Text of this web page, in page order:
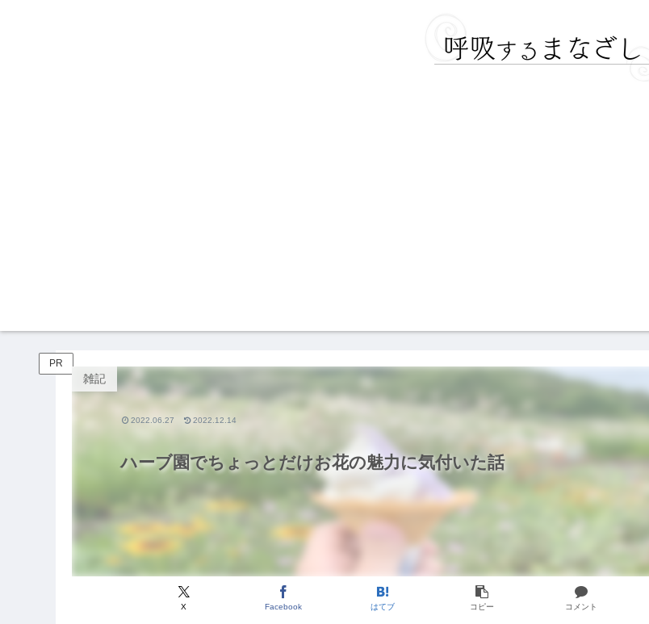
PR
ハーブ園でちょっとだけお花の魅力に気付いた話
雑記
X Facebook はてブ コピー コメント
2022.06.27 2022.12.14